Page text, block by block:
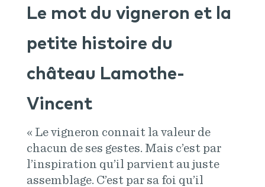
Le mot du vigneron et la
petite histoire du
château Lamothe-
Vincent
« Le vigneron connait la valeur de
chacun de ses gestes. Mais c’est par
l’inspiration qu’il parvient au juste
assemblage. C’est par sa foi qu’il